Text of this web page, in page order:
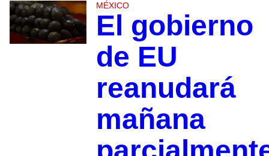
MÉXICO
El gobierno
de EU
reanudará
mañana